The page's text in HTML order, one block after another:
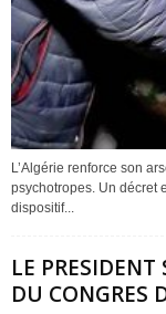
L’Algérie renforce son
psychotropes. Un décret
dispositif...
LE PRESIDENT
DU CONGRES